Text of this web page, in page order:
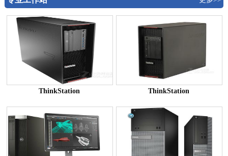
ThinkStation ThinkStation